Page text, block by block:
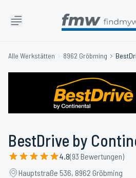
Alle Werkstätten 8962 Gröbming
BestDrive by
4.8(93 Bewertungen)
Hauptstraße 536, 8962 Gröbming